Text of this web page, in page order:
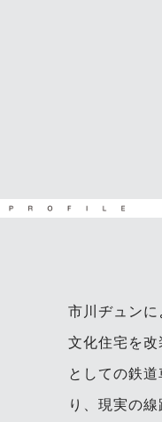
市川ヂュン
文化住宅を
としての鉄
り、現実の